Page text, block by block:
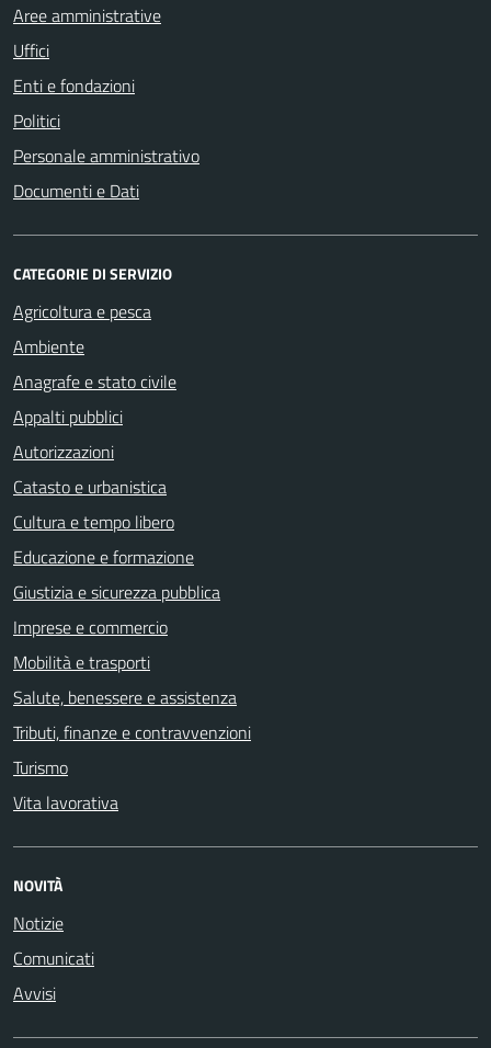
Aree amministrative
Uffici
Enti e fondazioni
Politici
Personale amministrativo
Documenti e Dati
CATEGORIE DI SERVIZIO
Agricoltura e pesca
Ambiente
Anagrafe e stato civile
Appalti pubblici
Autorizzazioni
Catasto e urbanistica
Cultura e tempo libero
Educazione e formazione
Giustizia e sicurezza pubblica
Imprese e commercio
Mobilità e trasporti
Salute, benessere e assistenza
Tributi, finanze e contravvenzioni
Turismo
Vita lavorativa
NOVITÀ
Notizie
Comunicati
Avvisi